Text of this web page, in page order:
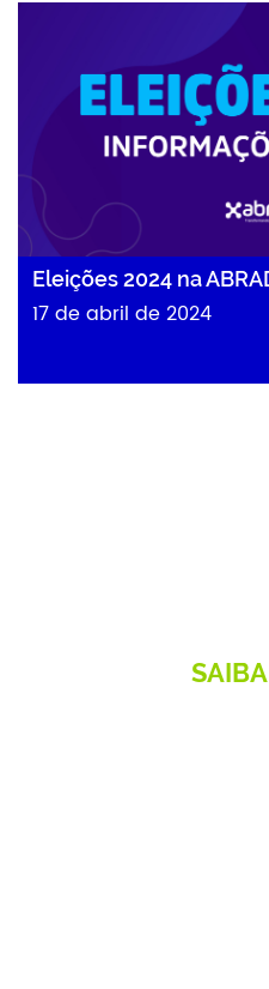
Eleições 2024 na ABRADi –
Eleições 2024 na
17 de abril de 2024